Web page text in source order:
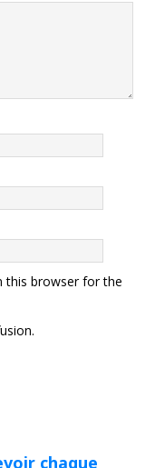
this browser for the
chaque